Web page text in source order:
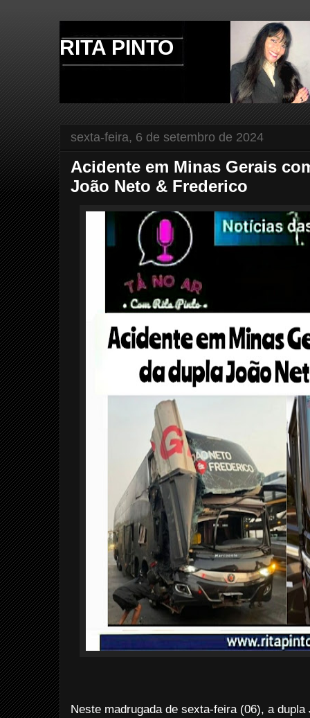
RITA PINTO
sexta-feira, 6 de setembro de 2024
Acidente em Minas Gerais
João Neto & Frederico
Neste madrugada de sexta-feira (06), a